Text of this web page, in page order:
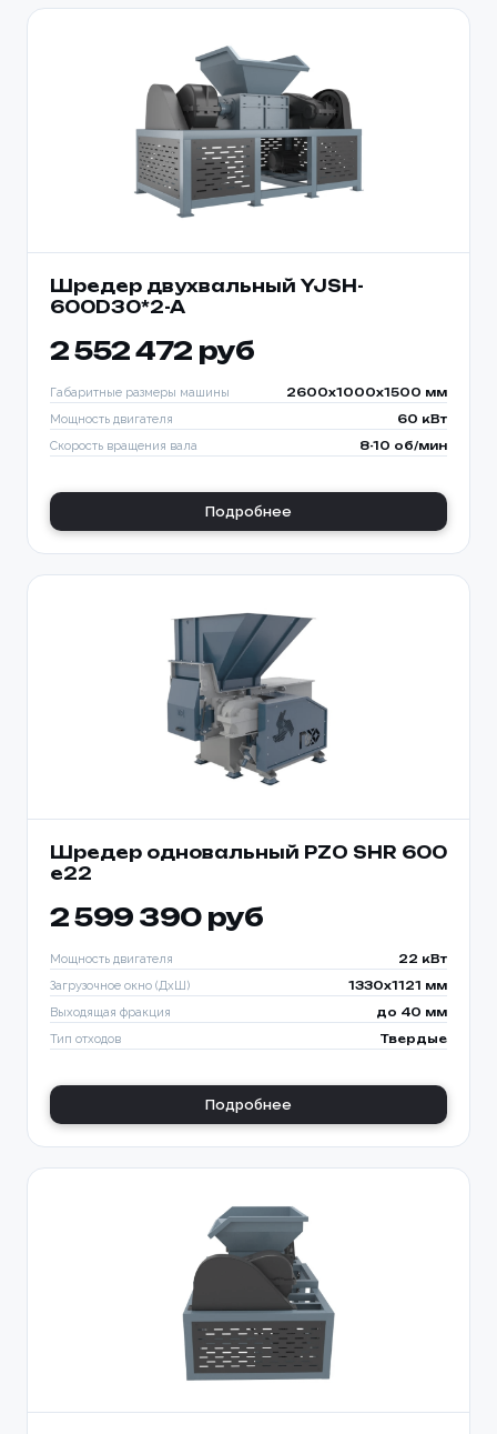
Шредер двухвальный YJSH-
600D30*2-A
2 552 472 руб
Габаритные размеры машины 2600x1000x1500 мм
Мощность двигателя 60 кВт
Скорость вращения вала 8-10 об/мин
Подробнее
Шредер одновальный PZO SHR 600
e22
2 599 390 руб
Мощность двигателя 22 кВт
Загрузочное окно (ДхШ) 1330x1121 мм
Выходящая фракция до 40 мм
Тип отходов Твердые
Подробнее